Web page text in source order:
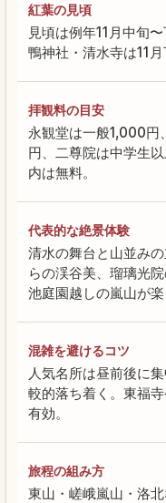
紅葉の見頃
見頃は例年11月中旬
鴨神社・清水寺は11
拝観料の目安
永観堂は一般1,000
円、二尊院は中学生
内は無料。
代表的な絶景体験
清水の舞台と山並み
らの渓谷美、瑠璃光
池庭園越しの嵐山が楽
混雑を避けるコツ
人気名所は昼前後に
較的落ち着く。東福
有効。
旅程の組み方
東山・嵯峨嵐山・洛